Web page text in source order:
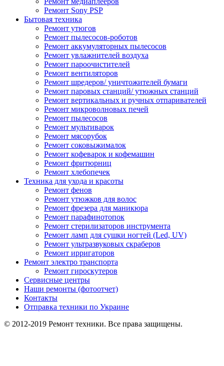
Ремонт Sony PSP
Бытовая техника
Ремонт утюгов
Ремонт пылесосов-роботов
Ремонт аккумуляторных пылесосов
Ремонт увлажнителей воздуха
Ремонт пароочистителей
Ремонт вентиляторов
Ремонт шредеров/ уничтожителей бумаги
Ремонт паровых станций/ утюжных станций
Ремонт вертикальных и ручных отпаривателей
Ремонт микроволновых печей
Ремонт пылесосов
Ремонт мультиварок
Ремонт мясорубок
Ремонт соковыжималок
Ремонт кофеварок и кофемашин
Ремонт фритюрниц
Ремонт хлебопечек
Техника для ухода и красоты
Ремонт фенов
Ремонт утюжков для волос
Ремонт фрезера для маникюра
Ремонт парафинотопок
Ремонт стерилизаторов инструмента
Ремонт ламп для сушки ногтей (Led, UV)
Ремонт ультразвуковых скраберов
Ремонт ирригаторов
Ремонт электро транспорта
Ремонт гироскутеров
Сервисные центры
Наши ремонты (фотоотчет)
Контакты
Отправка техники по Украине
© 2012-2019 Ремонт техники. Все права защищены.